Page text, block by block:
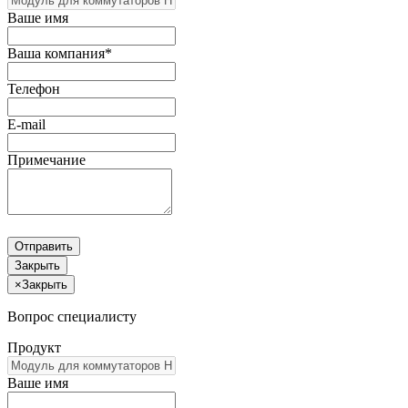
Ваше имя
Ваша компания*
Телефон
E-mail
Примечание
Отправить
Закрыть
×Закрыть
Вопрос специалисту
Продукт
Ваше имя